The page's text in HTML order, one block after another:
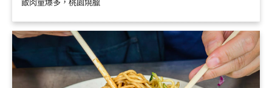
飯肉量爆多，桃園燒臘